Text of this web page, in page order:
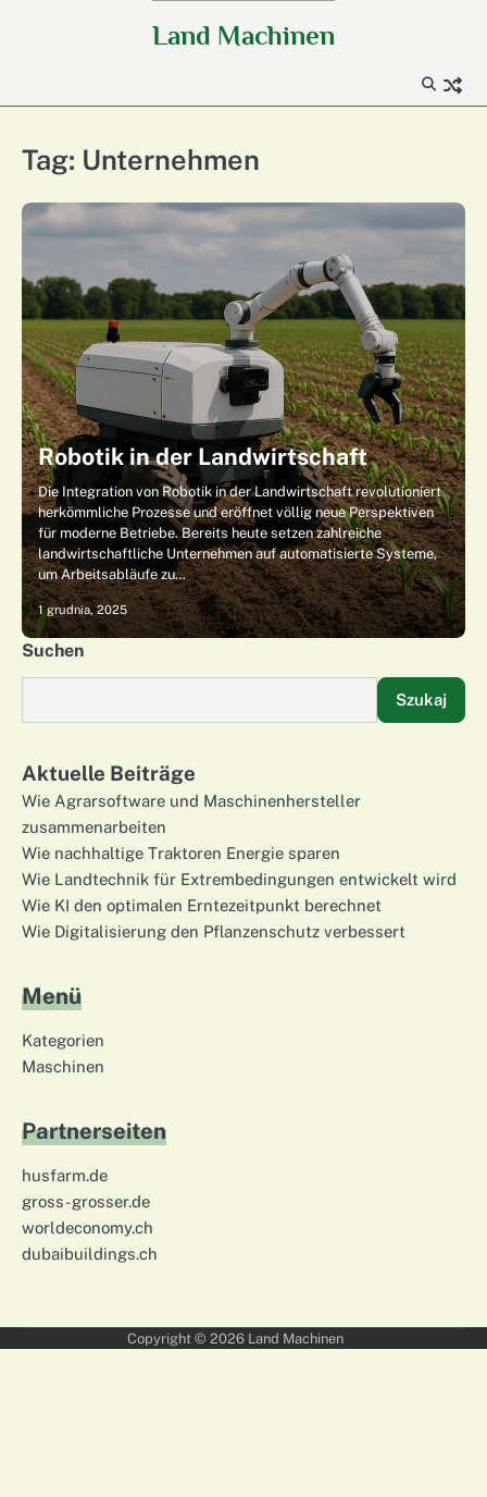
Land Machinen
Tag: Unternehmen
Robotik in der Landwirtschaft
Die Integration von Robotik in der Landwirtschaft revolutioniert
herkömmliche Prozesse und eröffnet völlig neue Perspektiven
für moderne Betriebe. Bereits heute setzen zahlreiche
landwirtschaftliche Unternehmen auf automatisierte Systeme,
um Arbeitsabläufe zu…
1 grudnia, 2025
Suchen
Szukaj
Aktuelle Beiträge
Wie Agrarsoftware und Maschinenhersteller
zusammenarbeiten
Wie nachhaltige Traktoren Energie sparen
Wie Landtechnik für Extrembedingungen entwickelt wird
Wie KI den optimalen Erntezeitpunkt berechnet
Wie Digitalisierung den Pflanzenschutz verbessert
Menü
Kategorien
Maschinen
Partnerseiten
husfarm.de
gross-grosser.de
worldeconomy.ch
dubaibuildings.ch
Copyright © 2026 Land Machinen